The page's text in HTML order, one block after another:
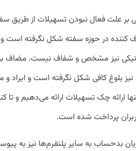
علت فعال نبودن تسهیلات از طریق
کننده در حوزه سفته شکل نگرفته است
نیز مشخص و شفاف نیست. مضاف
نیز بلوغ کافی شکل نگرفته است و ایراد
ارائه چک تسهیلات ارائه می‌دهیم و تا
بدحساب به سایر پلتفرم‌ها نیز به